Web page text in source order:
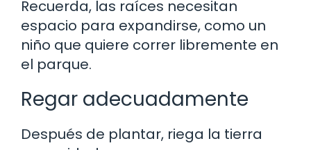
Recuerda, las raíces necesitan
espacio para expandirse, como un
niño que quiere correr libremente en
el parque.
Regar adecuadamente
Después de plantar, riega la tierra